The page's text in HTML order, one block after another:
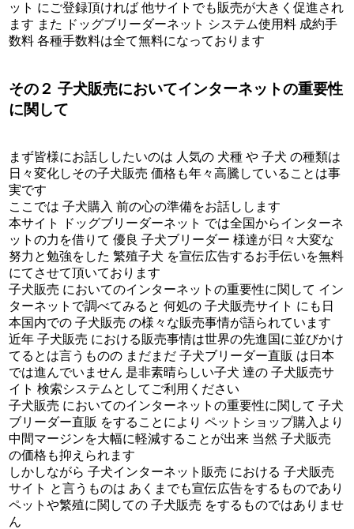
ット にご登録頂ければ 他サイトでも販売が大きく促進され
ます また ドッグブリーダーネット システム使用料 成約手
数料 各種手数料は全て無料になっております
その２ 子犬販売においてインターネットの重要性
に関して
まず皆様にお話ししたいのは 人気の 犬種 や 子犬 の種類は
日々変化しその子犬販売 価格も年々高騰していることは事
実です
ここでは 子犬購入 前の心の準備をお話しします
本サイト ドッグブリーダーネット では全国からインターネ
ットの力を借りて 優良 子犬ブリーダー 様達が日々大変な
努力と勉強をした 繁殖子犬 を宣伝広告するお手伝いを無料
にてさせて頂いております
子犬販売 においてのインターネットの重要性に関して イン
ターネットで調べてみると 何処の 子犬販売サイト にも日
本国内での 子犬販売 の様々な販売事情が語られています
近年 子犬販売 における販売事情は世界の先進国に並びかけ
てるとは言うものの まだまだ 子犬ブリーダー直販 は日本
では進んでいません 是非素晴らしい子犬 達の 子犬販売サ
イト 検索システムとしてご利用ください
子犬販売 においてのインターネットの重要性に関して 子犬
ブリーダー直販 をすることにより ペットショップ購入より
中間マージンを大幅に軽減することが出来 当然 子犬販売
の価格も抑えられます
しかしながら 子犬インターネット販売 における 子犬販売
サイト と言うものは あくまでも宣伝広告をするものであり
ペットや繁殖に関しての 子犬販売 をするものではありませ
ん